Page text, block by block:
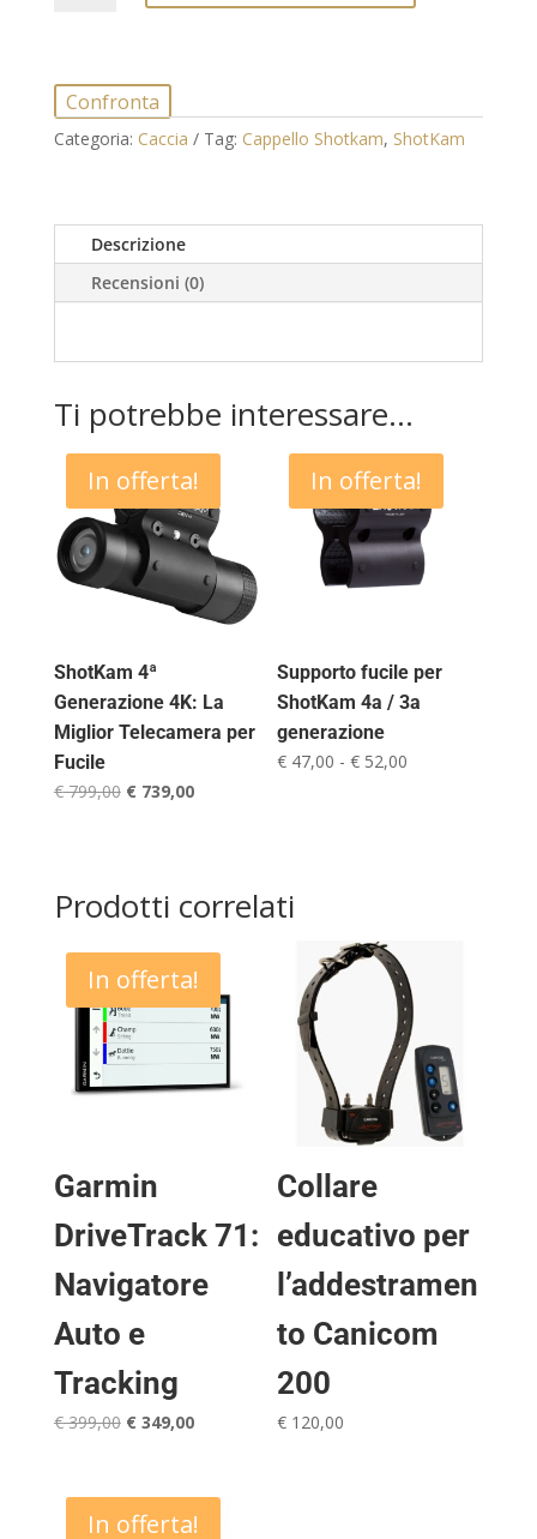
Confronta
Categoria: Caccia Tag: Cappello Shotkam, ShotKam
Descrizione
Recensioni (0)
Ti potrebbe interessare…
In offerta!
ShotKam 4ª
Generazione 4K: La
Miglior Telecamera per
Fucile
€799,00 Il
€ 799,00.
€739,00Il
€ 739,00.
In offerta!
Supporto fucile per
ShotKam 4a / 3a
generazione
€ 47,00 - € 52,00
Prodotti correlati
In offerta!
Garmin
DriveTrack 71:
Navigatore
Auto e
Tracking
€399,00 Il
era:
€ 399,00.
€349,00Il
è:
€ 349,00.
Collare
educativo per
l’addestramen
to Canicom
200
€ 120,00
In offerta!